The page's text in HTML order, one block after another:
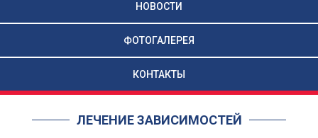
НОВОСТИ
ФОТОГАЛЕРЕЯ
КОНТАКТЫ
ЛЕЧЕНИЕ ЗАВИСИМОСТЕЙ